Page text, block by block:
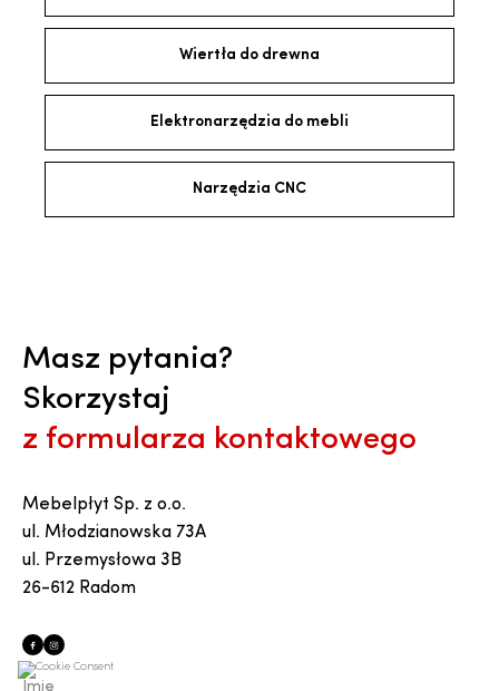
Wiertła do drewna
Elektronarzędzia do mebli
Narzędzia CNC
Masz pytania?
Skorzystaj
z formularza kontaktowego
Mebelpłyt Sp. z o.o.
ul. Młodzianowska 73A
ul. Przemysłowa 3B
26-612 Radom